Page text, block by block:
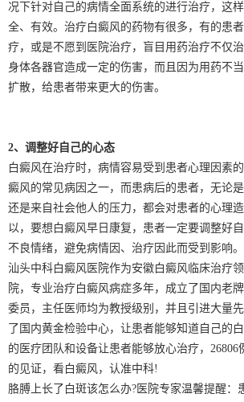
况下针对自己的病情全面系统的进行治疗，这
全、有效。治疗白癜风的药物有很多，有的患
疗，或是不愿到医院治疗，盲目用药治疗不仅
身体各器官造成一定的伤害，而且因为用药不
扩散，给患者带来更大的伤害。
2、调整好自己的心态
白癜风在治疗时，病情容易受到患者心理因素
癜风的常见病因之一，而患病后的患者，无论是
还是来自社会他人的压力，都会对患者的心理
以，要想白癜风早日康复，患者一定要调整好
不良情绪，避免病情因、治疗因此而受到影响
汕头中科白癜风医院作为安徽白癜风临床治疗领
院，专业治疗白癜风病症多年，成立了国内老
委员，主任医师均为教授级别，并且引进大量
了国内黄金检验中心，让患者能够知道自己的
的医疗团队和设备让患者能够放心治疗，26806
的见证，看白癜风，认准中科!
胳膊上长了白斑该怎么办?医院专家温馨提醒：